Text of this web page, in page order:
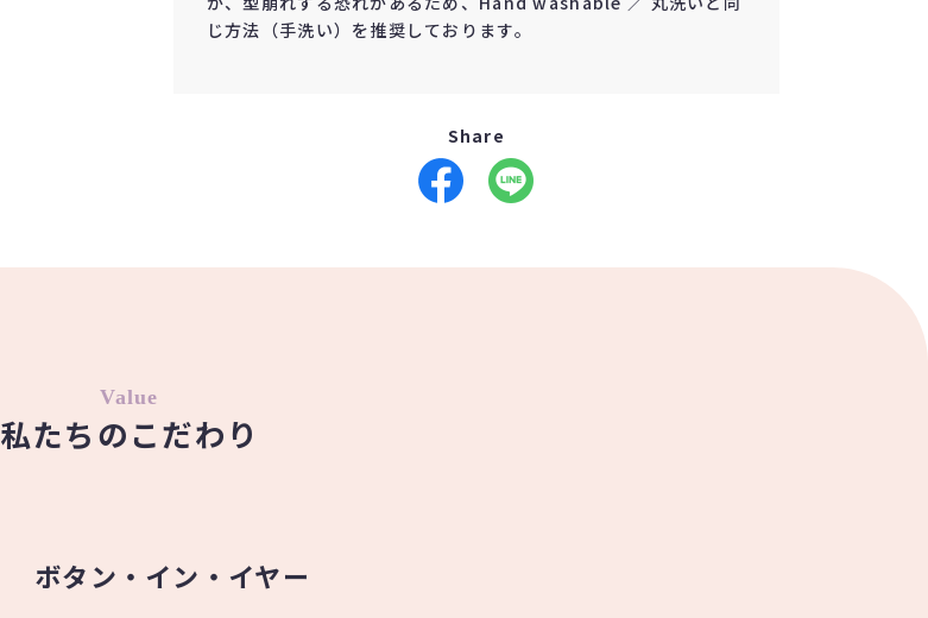
じ方法（手洗い）を推奨しております。
Share
Value
私たちのこだわり
ボタン・イン・イヤー